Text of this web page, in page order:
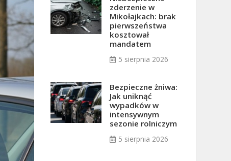
zderzenie w
Mikołajkach: brak
pierwszeństwa
kosztował
mandatem
5 sierpnia 2026
Bezpieczne żniwa:
Jak uniknąć
wypadków w
intensywnym
sezonie rolniczym
5 sierpnia 2026